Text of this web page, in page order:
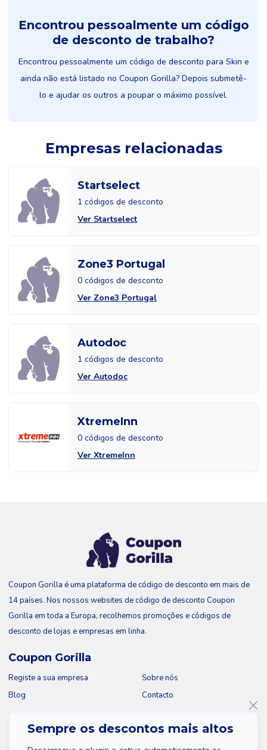
Encontrou pessoalmente um código
de desconto de trabalho?
Encontrou pessoalmente um código de desconto para Skin e
ainda não está listado no Coupon Gorilla? Depois submetê-
lo e ajudar os outros a poupar o máximo possível.
Empresas relacionadas
Startselect
1 códigos de desconto
Ver Startselect
Zone3 Portugal
0 códigos de desconto
Ver Zone3 Portugal
Autodoc
1 códigos de desconto
Ver Autodoc
XtremeInn
0 códigos de desconto
Ver XtremeInn
Sempre os descontos mais altos
Coupon Gorilla é uma plataforma de código de desconto em mais de
14 países. Nos nossos websites de código de desconto Coupon
Gorilla em toda a Europa, recolhemos promoções e códigos de
desconto de lojas e empresas em linha.
Coupon Gorilla
Registe a sua empresa
Blog
Sobre nós
Contacto